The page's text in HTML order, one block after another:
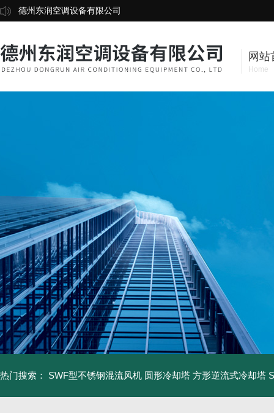
德州东润空调设备有限公司
网站
Home
热门搜索： SWF型不锈钢混流风机 圆形冷却塔 方形逆流式冷却塔